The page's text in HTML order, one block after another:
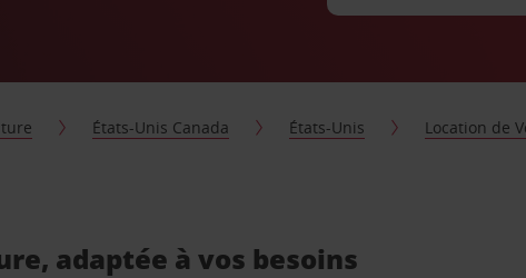
États-Unis Canada États-Unis Location de
adaptée à vos besoins